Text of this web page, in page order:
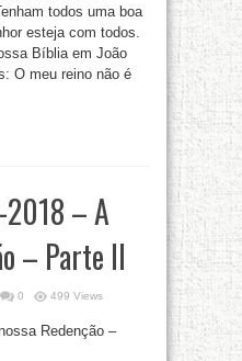
todos uma boa
esteja com todos.
Bíblia em João
O meu reino não é
2018 – A
– Parte II
0 499 Views
Redenção –